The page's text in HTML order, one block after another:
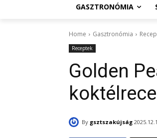
GASZTRONÓMIA
Home Gasztronómia
Receptek
Golden
By gsztszakújság